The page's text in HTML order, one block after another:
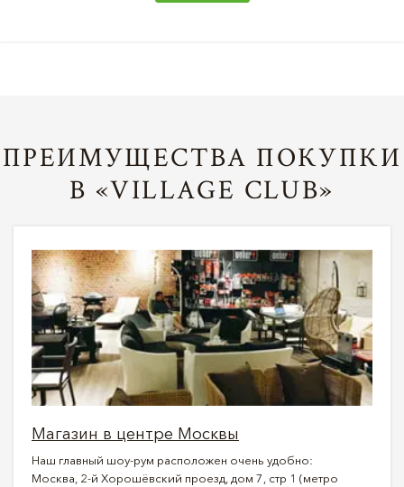
ПРЕИМУЩЕСТВА ПОКУПКИ
В «VILLAGE CLUB»
Магазин в центре Москвы
Наш главный шоу-рум расположен очень удобно:
Москва, 2-й Хорошёвский проезд, дом 7, стр 1 (метро